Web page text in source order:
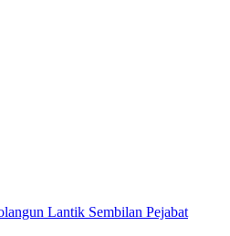
Lantik Sembilan Pejabat